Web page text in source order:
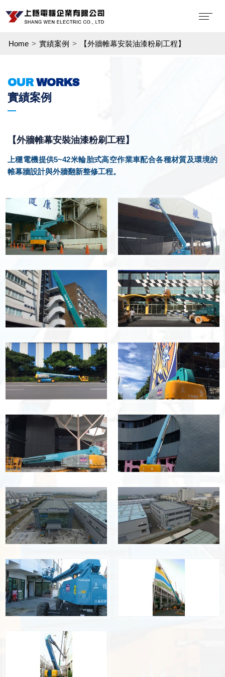
Home 實績案例 【外牆帷幕安裝油漆粉刷工程】
OURWORKS
實績案例
【外牆帷幕安裝油漆粉刷工程】
上穩電機提供5~42米輪胎式高空作業車配合各種材質及環境的
帷幕牆設計與外牆翻新整修工程。